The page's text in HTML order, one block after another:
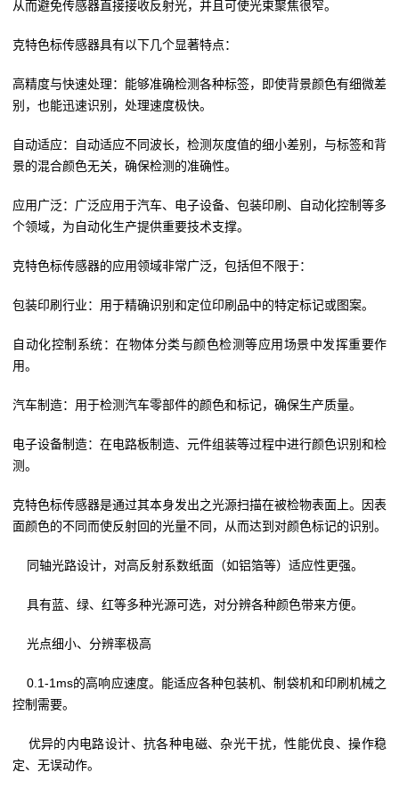
从而避免传感器直接接收反射光，并且可使光束聚焦很窄。
克特色标传感器具有以下几个显著特点：
高精度与快速处理：能够准确检测各种标签，即使背景颜色有细微差
别，也能迅速识别，处理速度极快。
自动适应：自动适应不同波长，检测灰度值的细小差别，与标签和背
景的混合颜色无关，确保检测的准确性。
应用广泛：广泛应用于汽车、电子设备、包装印刷、自动化控制等多
个领域，为自动化生产提供重要技术支撑。
克特色标传感器的应用领域非常广泛，包括但不限于：
包装印刷行业：用于精确识别和定位印刷品中的特定标记或图案。
自动化控制系统：在物体分类与颜色检测等应用场景中发挥重要作
用。
汽车制造：用于检测汽车零部件的颜色和标记，确保生产质量。
电子设备制造：在电路板制造、元件组装等过程中进行颜色识别和检
测。
克特色标传感器是通过其本身发出之光源扫描在被检物表面上。因表
面颜色的不同而使反射回的光量不同，从而达到对颜色标记的识别。
同轴光路设计，对高反射系数纸面（如铝箔等）适应性更强。
具有蓝、绿、红等多种光源可选，对分辨各种颜色带来方便。
光点细小、分辨率极高
0.1-1ms的高响应速度。能适应各种包装机、制袋机和印刷机械之
控制需要。
优异的内电路设计、抗各种电磁、杂光干扰，性能优良、操作稳
定、无误动作。